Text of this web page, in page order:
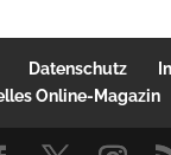
Datenschutz
Online-Magazin